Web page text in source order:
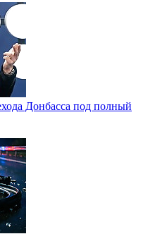
Донбасса под полный